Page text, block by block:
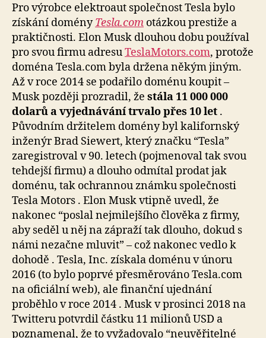
Pro výrobce elektroaut společnost Tesla bylo
získání doményTesla.com otázkou prestiže a
praktičnosti. Elon Musk dlouhou dobu používal
pro svou firmu adresuTeslaMotors.com, protože
doména Tesla.com byla držena někým jiným.
Až v roce 2014 se podařilo doménu koupit –
Musk později prozradil, že stála 11 000 000
dolarů a vyjednávání trvalo přes 10 let .
Původním držitelem domény byl kalifornský
inženýr Brad Siewert, který značku “Tesla”
zaregistroval v 90. letech (pojmenoval tak svou
tehdejší firmu) a dlouho odmítal prodat jak
doménu, tak ochrannou známku společnosti
Tesla Motors . Elon Musk vtipně uvedl, že
nakonec “poslal nejmilejšího člověka z firmy,
aby seděl u něj na zápraží tak dlouho, dokud s
námi nezačne mluvit” – což nakonec vedlo k
dohodě . Tesla, Inc. získala doménu v únoru
2016 (to bylo poprvé přesměrováno Tesla.com
na oficiální web), ale finanční ujednání
proběhlo v roce 2014 . Musk v prosinci 2018 na
Twitteru potvrdil částku 11 milionů USD a
poznamenal, že to vyžadovalo “neuvěřitelné